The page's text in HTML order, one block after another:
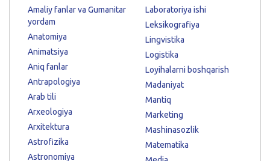
Amaliy fanlar va Gumanitar
yordam
Anatomiya
Animatsiya
Aniq fanlar
Antrapologiya
Arab tili
Arxeologiya
Arxitektura
Astrofizika
Astronomiya
Laboratoriya ishi
Leksikografiya
Lingvistika
Logistika
Loyihalarni boshqarish
Madaniyat
Mantiq
Marketing
Mashinasozlik
Matematika